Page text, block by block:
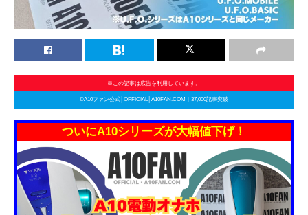
※この記事は広告を利用しています。
©A10ファン公式│OFFICIAL│A10FAN.COM｜37,000記事突破
ついにA10シリーズが大幅値下げ！